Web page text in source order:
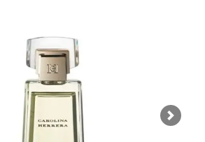
Next